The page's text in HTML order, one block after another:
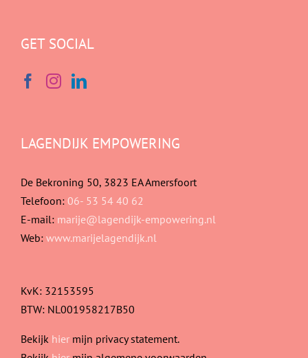
GET SOCIAL
LAGENDIJK EMPOWERING
De Bekroning 50, 3823 EA Amersfoort
Telefoon: 06- 53 54 40 62
E-mail: marije@lagendijk-empowering.nl
Web: www.marijelagendijk.nl
KvK: 32153595
BTW: NL001958217B50
Bekijk hier mijn privacy statement.